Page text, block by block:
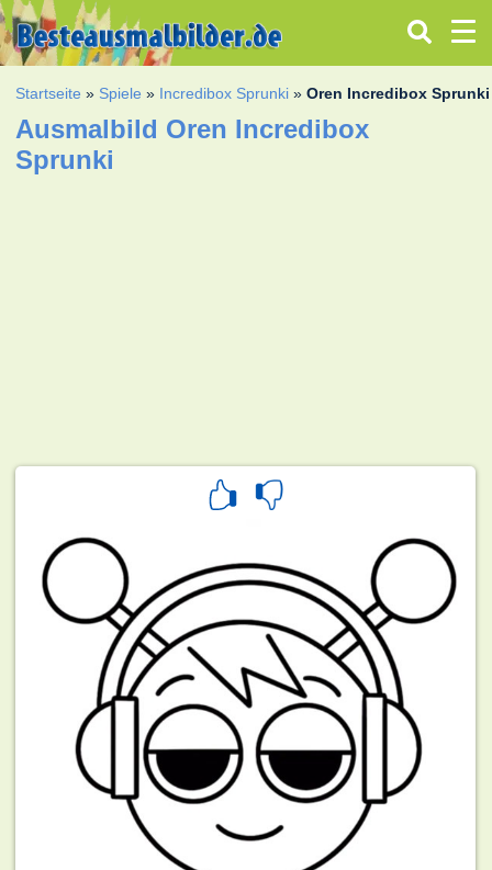
Startseite » Spiele » Incredibox Sprunki »Oren Incredibox Sprunki
Ausmalbild Oren Incredibox
Sprunki